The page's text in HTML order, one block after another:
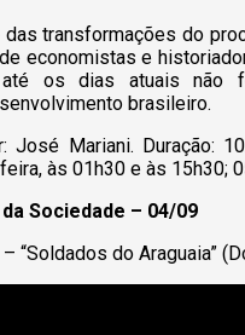
das transformações do
economistas e
os dias atuais não
brasileiro.
José Mariani. Duração:
às 01h30 e às 15h30;
Sociedade – 04/09
“Soldados do Araguaia”